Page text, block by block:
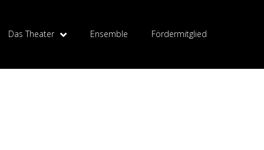
Das Theater Ensemble Fördermitglied